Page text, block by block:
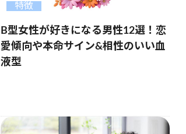
特徴
B型女性が好きになる男性12選！恋
愛傾向や本命サイン&相性のいい血
液型